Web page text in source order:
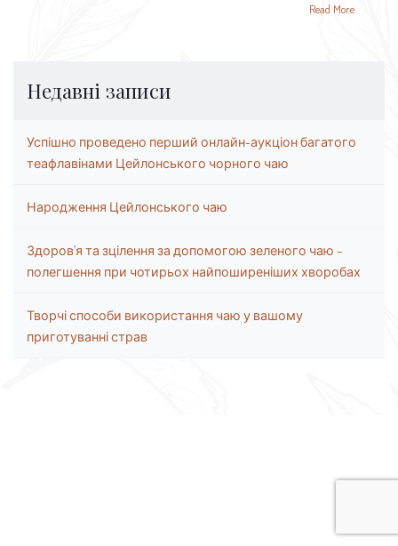
Read More
Недавні записи
Успішно проведено перший онлайн-аукціон багатого
теафлавінами Цейлонського чорного чаю
Народження Цейлонського чаю
Здоров’я та зцілення за допомогою зеленого чаю –
полегшення при чотирьох найпоширеніших хворобах
Творчі способи використання чаю у вашому
приготуванні страв